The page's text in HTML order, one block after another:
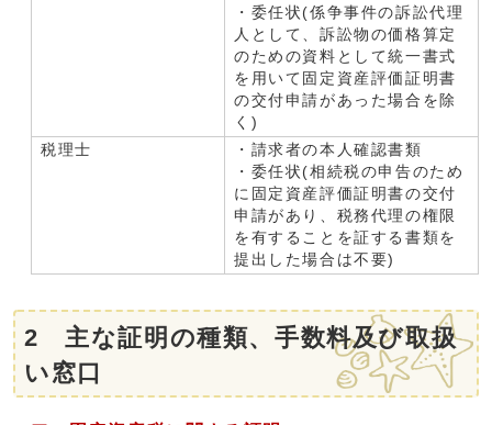
・委任状(係争事件の訴訟代理
人として、訴訟物の価格算定
のための資料として統一書式
を用いて固定資産評価証明書
の交付申請があった場合を除
く)
税理士
・請求者の本人確認書類
・委任状(相続税の申告のため
に固定資産評価証明書の交付
申請があり、税務代理の権限
を有することを証する書類を
提出した場合は不要)
2 主な証明の種類、手数料及び取扱
い窓口